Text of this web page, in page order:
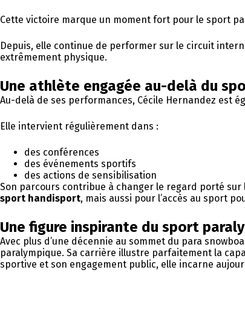
Cette victoire marque un moment fort pour le sport
Depuis, elle continue de performer sur le circuit
extrêmement physique.
Une athlète engagée au-delà du
Au-delà de ses performances, Cécile Hernandez est
Elle intervient régulièrement dans :
des conférences
des événements sportifs
des actions de sensibilisation
Son parcours contribue à changer le regard porté
sport handisport, mais aussi pour l’accès au sport
Une figure inspirante du sport
Avec plus d’une décennie au sommet du para
paralympique. Sa carrière illustre parfaitement la
sportive et son engagement public, elle incarne